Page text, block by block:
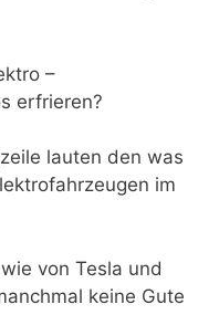
–
erfrieren?
lauten den was
im
von Tesla und
keine Gute